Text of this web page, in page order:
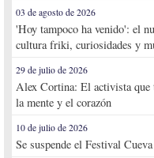
03 de agosto de 2026
'Hoy tampoco ha venido': el
cultura friki, curiosidades y
29 de julio de 2026
Alex Cortina: El activista que
la mente y el corazón
10 de julio de 2026
Se suspende el Festival